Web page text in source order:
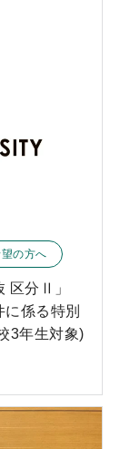
の方へ
区分Ⅱ」
に係る特別
3年生対象)